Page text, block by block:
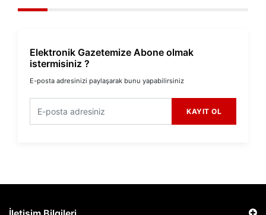
Elektronik Gazetemize Abone olmak
istermisiniz ?
E-posta adresinizi paylaşarak bunu yapabilirsiniz
KAYIT OL